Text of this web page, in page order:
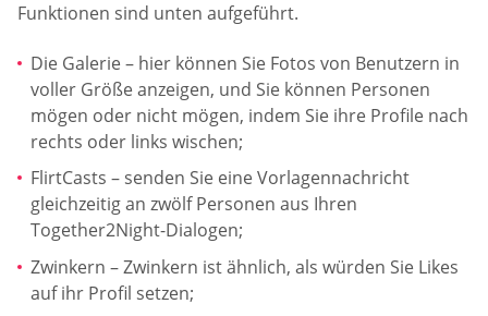
Funktionen sind unten aufgeführt.
Die Galerie – hier können Sie Fotos von Benutzern in
voller Größe anzeigen, und Sie können Personen
mögen oder nicht mögen, indem Sie ihre Profile nach
rechts oder links wischen;
FlirtCasts – senden Sie eine Vorlagennachricht
gleichzeitig an zwölf Personen aus Ihren
Together2Night-Dialogen;
Zwinkern – Zwinkern ist ähnlich, als würden Sie Likes
auf ihr Profil setzen;